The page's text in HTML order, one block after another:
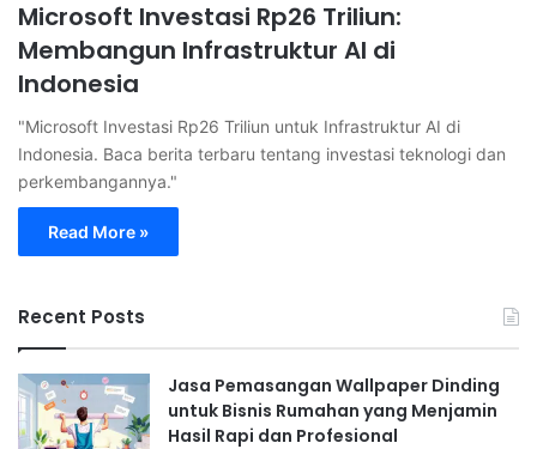
Microsoft Investasi Rp26 Triliun:
Membangun Infrastruktur AI di
Indonesia
"Microsoft Investasi Rp26 Triliun untuk Infrastruktur AI di
Indonesia. Baca berita terbaru tentang investasi teknologi dan
perkembangannya."
Read More »
Recent Posts
Jasa Pemasangan Wallpaper Dinding
untuk Bisnis Rumahan yang Menjamin
Hasil Rapi dan Profesional